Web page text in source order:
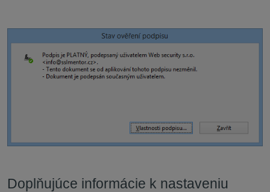
Doplňujúce informácie k nastaveniu